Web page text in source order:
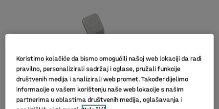
Koristimo kolačiće da bismo omogućili našoj web lokaciji da radi
pravilno, personalizirali sadržaj i oglase, pružali funkcije
društvenih medija i analizirali web promet. Također dijelimo
informacije o vašem korištenju naše web lokacije s našim
partnerima u oblastima društvenih medija, oglašavanja i